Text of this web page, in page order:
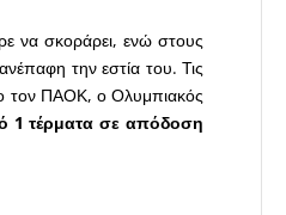
να σκοράρει, ενώ στους
την εστία του. Τις
τον ΠΑΟΚ, ο Ολυμπιακός
1 τέρματα σε απόδοση